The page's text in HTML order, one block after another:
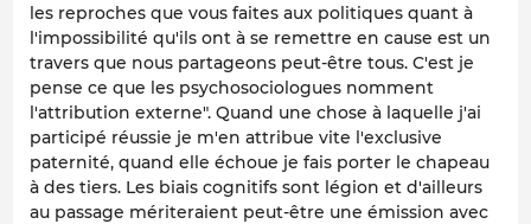
les reproches que vous faites aux politiques quant à
l'impossibilité qu'ils ont à se remettre en cause est un
travers que nous partageons peut-être tous. C'est je
pense ce que les psychosociologues nomment
l'attribution externe". Quand une chose à laquelle j'ai
participé réussie je m'en attribue vite l'exclusive
paternité, quand elle échoue je fais porter le chapeau
à des tiers. Les biais cognitifs sont légion et d'ailleurs
au passage mériteraient peut-être une émission avec